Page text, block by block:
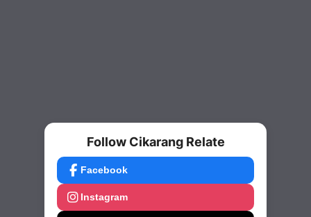
Follow Cikarang Relate
Facebook
Instagram